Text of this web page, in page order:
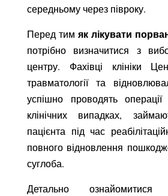
середньому через півроку.
Перед тим як лікувати
потрібно визначитися з
центру. Фахівці клініки
травматології та
успішно проводять
клінічних випадках,
пацієнта під час
повного відновлення
суглоба.
Детально